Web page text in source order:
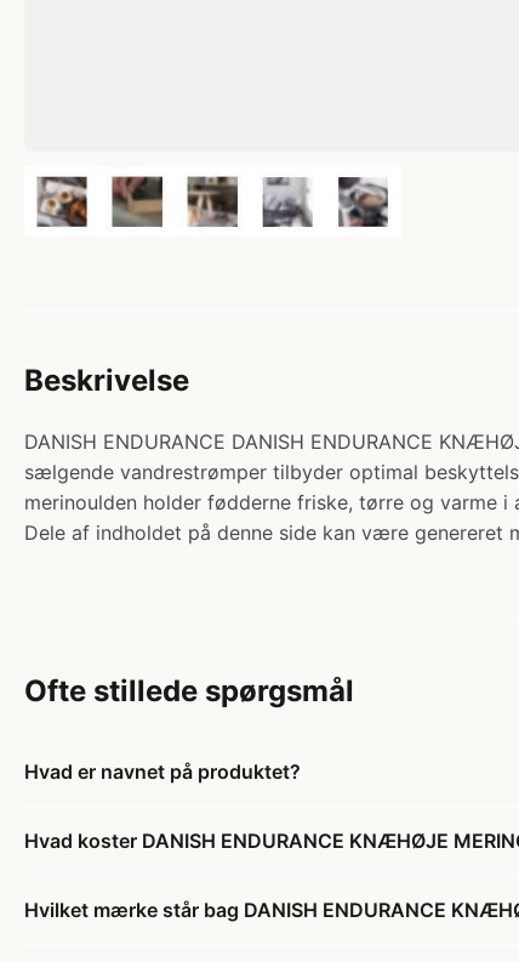
Beskrivelse
DANISH ENDURANCE DANISH ENDURANCE
sælgende vandrestrømper tilbyder optimal
merinoulden holder fødderne friske, tørre og varme i
Dele af indholdet på denne side kan være genereret
Ofte stillede spørgsmål
Hvad er navnet på produktet?
Hvad koster DANISH ENDURANCE KNÆHØJE
Hvilket mærke står bag DANISH ENDURANCE